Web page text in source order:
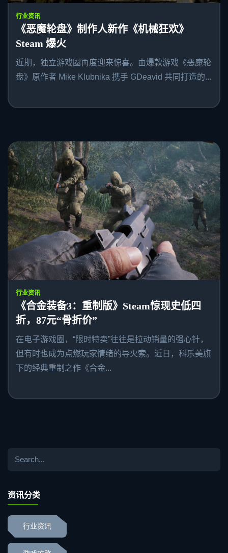
行业资讯
《恶魔轮盘》制作人新作《机械狂欢》
Steam 爆火
近期，独立游戏圈再度迎来惊喜。由爆款游戏《恶魔轮
盘》原作者 Mike Klubnika 携手 GDeavid 共同打造的...
行业资讯
《合金装备3：重制版》Steam惊现史低四
折，87元“骨折价”
在电子游戏圈，“限时特卖”往往是拉动销量的强心针，
但有时也成为点燃玩家情绪的导火索。近日，科乐美旗
下的经典重制之作《合金...
资讯分类
行业资讯